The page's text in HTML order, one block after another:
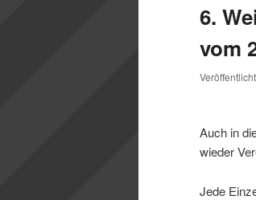
6.
vom
Auch in
wieder
Jede